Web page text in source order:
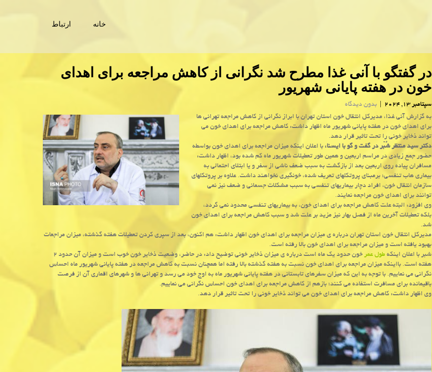
خانه ارتباط
در گفتگو با آنی غذا مطرح شد نگرانی از کاهش مراجعه برای اهدای
خون در هفته پایانی شهریور
سپتامبر 13, 2024
بدون دیدگاه
به گزارش آنی غذا، مدیرکل انتقال خون استان تهران با ابراز نگرانی از کاهش مراجعه تهرانی ها
برای اهدای خون در هفته پایانی شهریور ماه اظهار داشت: کاهش مراجعه برای اهدای خون می
تواند ذخایر خونی را تحت تاثیر قرار دهد.
دکتر سید منتظر شُبّر در گفت و گو با ایسنا، با اعلان اینکه میزان مراجعه برای اهدای خون بواسطه
حضور جمع زیادی در مراسم اربعین و همین طور تعطیلات شهریور ماه کم شده بود، اظهار داشت:
مسافران پیاده روی اربعین بعد از بازگشت به سبب ضعف ناشی از سفر و یا ابتلای احتمالی به
بیماری هاب تنفسی؛ برمبنای پروتکلهای تعریف شده، خونگیری نخواهند داشت. علاوه بر پروتکلهای
سازمان انتقال خون، افراد دچار بیماریهای تنفسی به سبب مشکلات جسمانی و ضعف نیز نمی
توانند برای اهدای خون مراجعه نمایند.
وی افزود: البته علت کاهش مراجعه برای اهدای خون، به بیماریهای تنفسی محدود نمی گردد،
بلکه تعطیلات آخرین ماه از فصل بهار نیز مزید بر علت شد و سبب کاهش مراجعه برای اهدای خون
شد.
مدیرکل انتقال خون استان تهران درباره ی میزان مراجعه برای اهدای خون اظهار داشت: هم اکنون، بعد از سپری کردن تعطیلات هفته گذشته، میزان مراجعات
بهبود یافته است و میزان مراجعه برای اهدای خون بالا رفته است.
شبر با اعلان اینکه طول عمر
خون حدود یک ماه است درباره ی میزان ذخایر خونی توضیح داد: در حاضر، وضعیت ذخایر خون خوب است و میزان آن حدود ۲
هفته است. بااینکه میزان مراجعه برای اهدای خون نسبت به هفته گذشته بالا رفته اما همچنان نسبت به کاهش مراجعه در هفته پایانی شهریور ماه احساس
نگرانی می نماییم. با توجه به این که میزان سفرهای تابستانی در هفته پایانی شهریور ماه به اوج خود می رسد و تهرانی ها و شهرهای اقماری آن از فرصت
باقیمانده برای مسافرت استفاده می کنند؛ بازهم از کاهش مراجعه برای اهدای خون احساس نگرانی می نماییم.
وی اظهار داشت: کاهش مراجعه برای اهدای خون می تواند ذخایر خونی را تحت تاثیر قرار دهد.